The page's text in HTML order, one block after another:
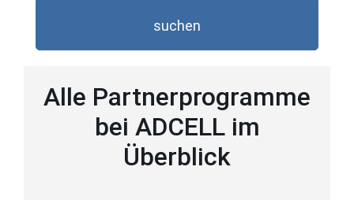
suchen
Alle Partnerprogramme
bei ADCELL im
Überblick